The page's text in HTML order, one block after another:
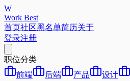
W
Work Best
首页社区黑名单简历关于
登录注册
职位分类
前端
后端 产品 设计